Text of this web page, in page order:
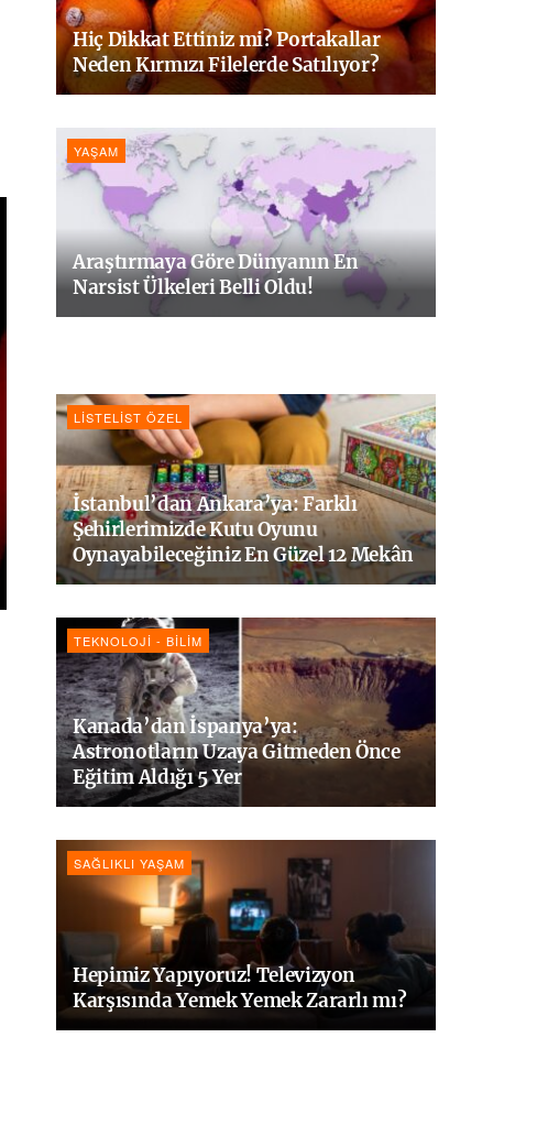
Hiç Dikkat Ettiniz mi? Portakallar
Neden Kırmızı Filelerde Satılıyor?
YAŞAM
Araştırmaya Göre Dünyanın En
Narsist Ülkeleri Belli Oldu!
LISTELIST ÖZEL
İstanbul’dan Ankara’ya: Farklı
Şehirlerimizde Kutu Oyunu
Oynayabileceğiniz En Güzel 12 Mekân
TEKNOLOJI - BILIM
Kanada’dan İspanya’ya:
Astronotların Uzaya Gitmeden Önce
Eğitim Aldığı 5 Yer
SAĞLIKLI YAŞAM
Hepimiz Yapıyoruz! Televizyon
Karşısında Yemek Yemek Zararlı mı?